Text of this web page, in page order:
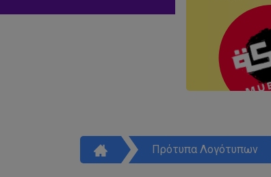
Πρότυπα Λογότυπων